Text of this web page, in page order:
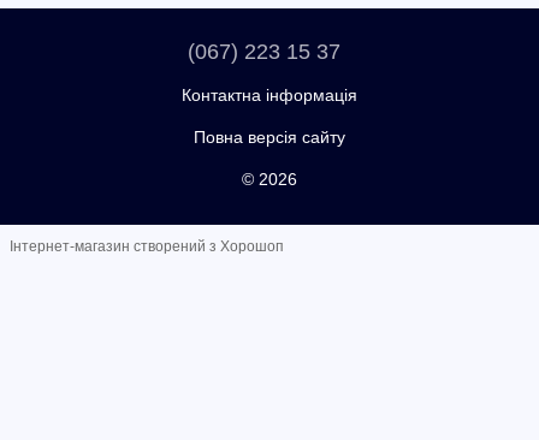
(067) 223 15 37
Контактна інформація
Повна версія сайту
© 2026
Інтернет-магазин створений з Хорошоп